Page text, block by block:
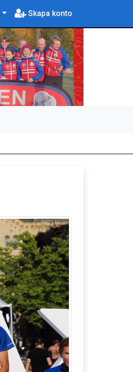
Skapa konto